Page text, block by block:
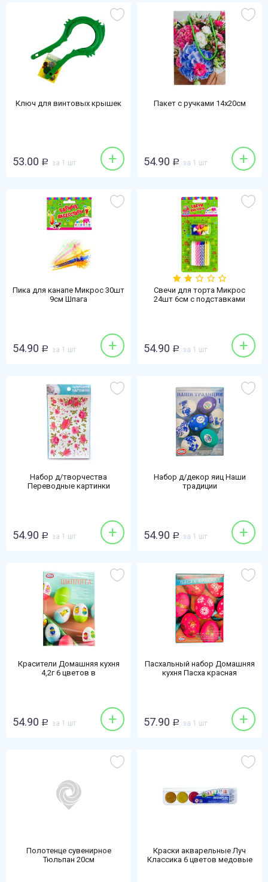
Ключ для винтовых крышек
53.00 Р за 1 шт +
Пакет с ручками 14х20см
54.90 Р за 1 шт +
Пика для канапе Микрос 30шт
9см Шпага
54.90 Р за 1 шт +
Свечи для торта Микрос
24шт 6см с подставками
54.90 Р за 1 шт +
Набор д/творчества
Переводные картинки
54.90 Р за 1 шт +
Набор д/декор яиц Наши
традиции
54.90 Р за 1 шт +
Красители Домашняя кухня
4,2г 6 цветов в
54.90 Р за 1 шт +
Пасхальный набор Домашняя
кухня Пасха красная
57.90 Р за 1 шт +
Полотенце сувенирное
Тюльпан 20см
Краски акварельные Луч
Классика 6 цветов медовые